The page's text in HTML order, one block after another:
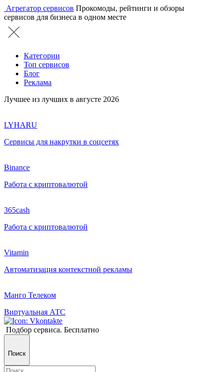
Агрегатор сервисов Прокомоды, рейтинги и обзоры
сервисов для бизнеса в одном месте
Категории
Топ сервисов
Блог
Реклама
Лучшее из лучших в августе 2026
LYHARU
Сервисы для накрутки в соцсетях
Binance
Работа с криптовалютой
365cash
Работа с криптовалютой
Vitamin
Автоматизация контекстной рекламы
Манго Телеком
Виртуальная АТС
Подбор сервиса. Бесплатно
Поиск